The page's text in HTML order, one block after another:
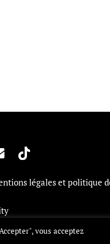
légales et politique
vous acceptez